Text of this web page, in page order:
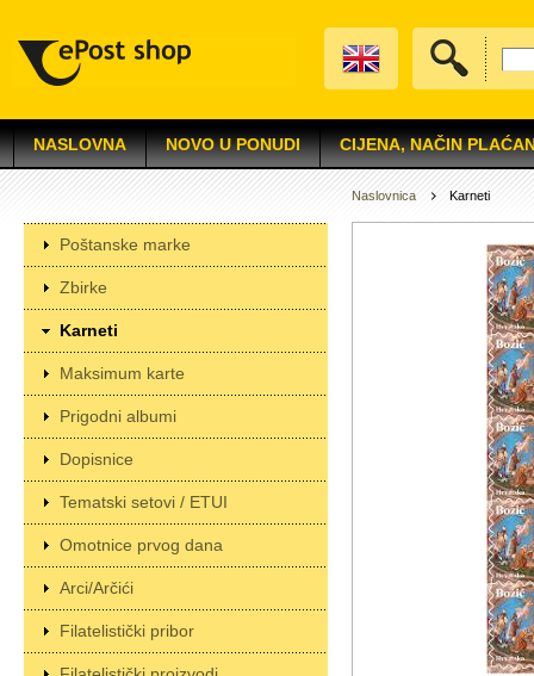
NASLOVNA NOVO U PONUDI CIJENA, NAČIN
Poštanske marke
Zbirke
Karneti
Maksimum karte
Prigodni albumi
Dopisnice
Tematski setovi / ETUI
Omotnice prvog dana
Arci/Arčići
Filatelistički pribor
Naslovnica Karneti